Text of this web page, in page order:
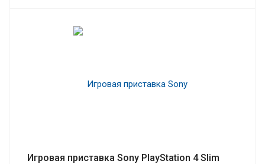
Игровая приставка Sony PlayStation 4 Slim